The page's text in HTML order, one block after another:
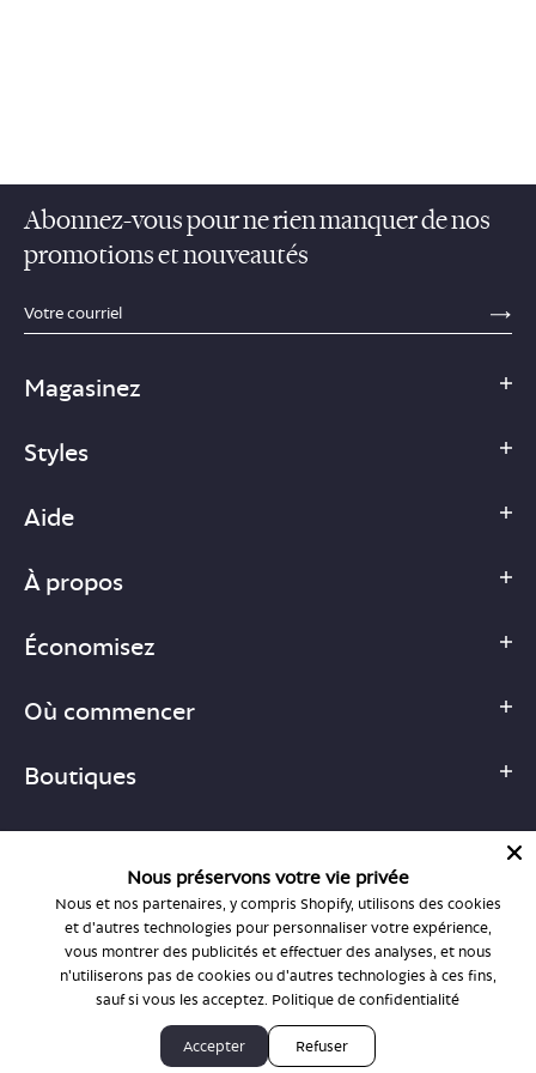
Abonnez-vous pour ne rien manquer de nos
promotions et nouveautés
sections.footer.email_field_ada_label
Magasinez
Styles
Aide
À propos
Économisez
Où commencer
Boutiques
1-877-755-6659
support@bonlook.com
© BonLook 2026, exploité par BonLook Optique et BonLook BC.
Dr Frédéric Marchand, optométriste.
Nous préservons votre vie privée
Nous et nos partenaires, y compris Shopify, utilisons des cookies
et d'autres technologies pour personnaliser votre expérience,
vous montrer des publicités et effectuer des analyses, et nous
n'utiliserons pas de cookies ou d'autres technologies à ces fins,
sauf si vous les acceptez. Politique de confidentialité
Accepter Refuser